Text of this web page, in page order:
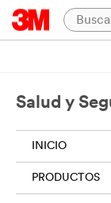
Salud y
INICIO
PRODUCTOS